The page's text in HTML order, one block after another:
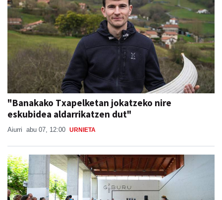
"Banakako Txapelketan jokatzeko nire
eskubidea aldarrikatzen dut"
Aiurri abu 07, 12:00 URNIETA